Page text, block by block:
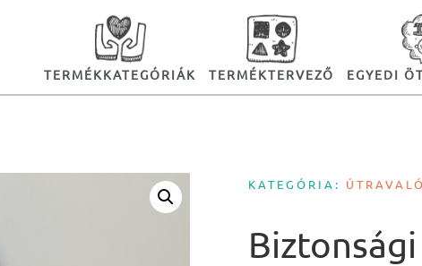
TERMÉKKATEGÓRIÁK TERMÉKTERVEZŐ EGYEDI
KATEGÓRIA: